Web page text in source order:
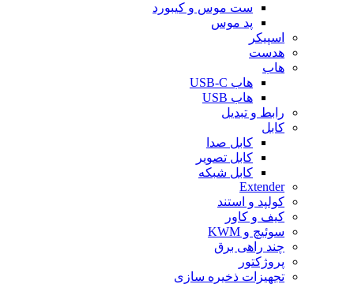
ست موس و کیبورد
پد موس
اسپیکر
هدست
هاب
هاب USB-C
هاب USB
رابط و تبدیل
کابل
کابل صدا
کابل تصویر
کابل شبکه
Extender
کولپد و استند
کیف و کاور
سوئیچ و KWM
چند راهی برق
پروژکتور
تجهیزات ذخیره سازی